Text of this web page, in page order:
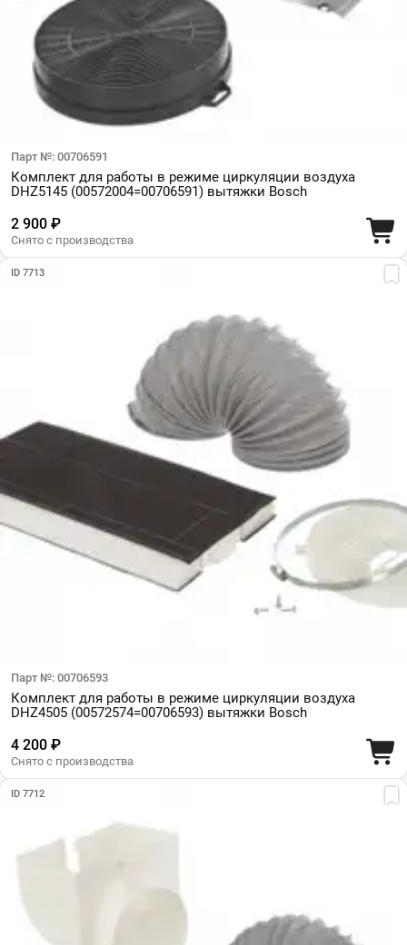
Парт №: 00706591
Комплект для работы в режиме циркуляции воздуха
DHZ5145 (00572004=00706591) вытяжки Bosch
2 900 ₽
Снято с производства
ID 7713
Парт №: 00706593
Комплект для работы в режиме циркуляции воздуха
DHZ4505 (00572574=00706593) вытяжки Bosch
4 200 ₽
Снято с производства
ID 7712